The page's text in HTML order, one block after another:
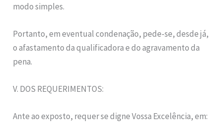
modo simples.
Portanto, em eventual condenação, pede-se, desde já,
o afastamento da qualificadora e do agravamento da
pena.
V. DOS REQUERIMENTOS:
Ante ao exposto, requer se digne Vossa Excelência, em: